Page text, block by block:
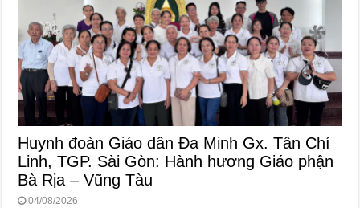
Huynh đoàn Giáo dân Đa Minh Gx. Tân Chí
Linh, TGP. Sài Gòn: Hành hương Giáo phận
Bà Rịa – Vũng Tàu
04/08/2026